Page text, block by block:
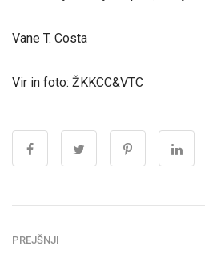
Vane T. Costa
Vir in foto: ŽKKCC&VTC
PREJŠNJI